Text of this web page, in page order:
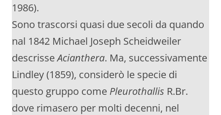
1986).
Sono trascorsi quasi due secoli da quando
nal 1842 Michael Joseph Scheidweiler
descrisseAcianthera. Ma, successivamente
Lindley (1859), considerò le specie di
questo gruppo come Pleurothallis R.Br.
dove rimasero per molti decenni, nel